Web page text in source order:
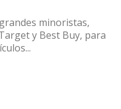
minoristas,
y Best Buy, para